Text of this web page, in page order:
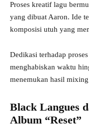
Proses kreatif lagu
yang dibuat Aaron. Ide
komposisi utuh yang
Dedikasi terhadap
menghabiskan waktu
menemukan hasil
Black Langues
Album “Reset”